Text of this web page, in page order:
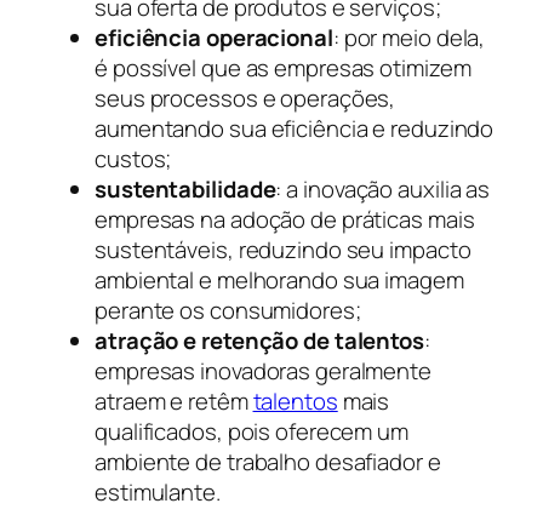
sua oferta de produtos e serviços;
eficiência operacional: por meio dela,
é possível que as empresas otimizem
seus processos e operações,
aumentando sua eficiência e reduzindo
custos;
sustentabilidade: a inovação auxilia as
empresas na adoção de práticas mais
sustentáveis, reduzindo seu impacto
ambiental e melhorando sua imagem
perante os consumidores;
atração e retenção de talentos:
empresas inovadoras geralmente
atraem e retêmtalentos mais
qualificados, pois oferecem um
ambiente de trabalho desafiador e
estimulante.